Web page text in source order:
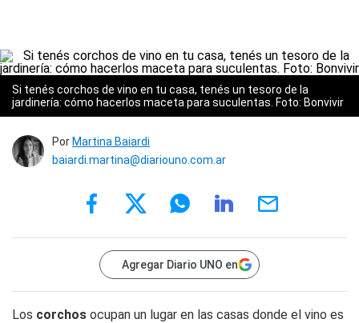
Si tenés corchos de vino en tu casa, tenés un tesoro de la
jardinería: cómo hacerlos maceta para suculentas. Foto: Bonvivir
Por Martina Baiardi
baiardi.martina@diariouno.com.ar
Agregar Diario UNO en
Los corchos ocupan un lugar en las casas donde el vino es